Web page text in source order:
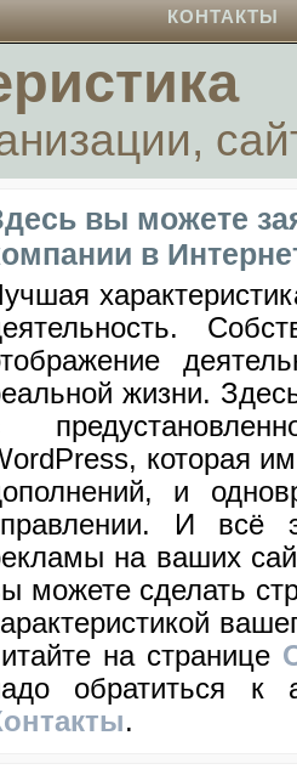
КОНТАКТЫ
вы можете
в
жизни.
которая
и
И всё
на ваших
можете сделать
на странице
обратиться к
.